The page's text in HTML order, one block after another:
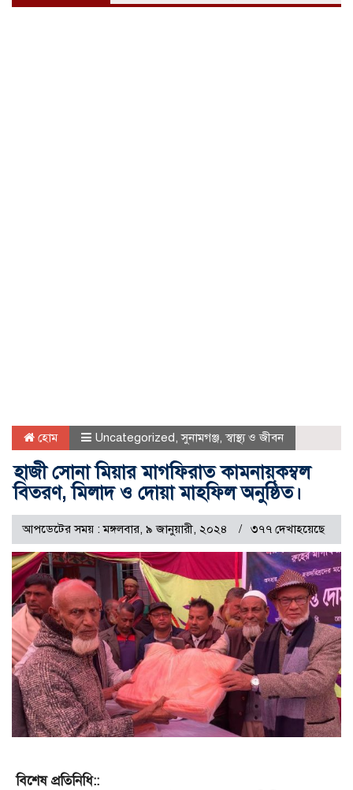
হোম Uncategorized,সুনামগঞ্জ,স্বাস্থ্য ও জীবন
হাজী সোনা মিয়ার মাগফিরাত কামনায়কম্বল
বিতরণ, মিলাদ ও দোয়া মাহফিল অনুষ্ঠিত।
আপডেটের সময় : মঙ্গলবার, ৯ জানুয়ারী, ২০২৪ ৩৭৭ দেখাহয়েছে
বিশেষ প্রতিনিধি::